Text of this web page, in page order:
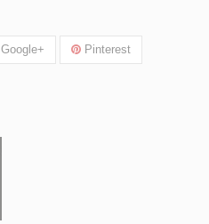
Google+ Pinterest